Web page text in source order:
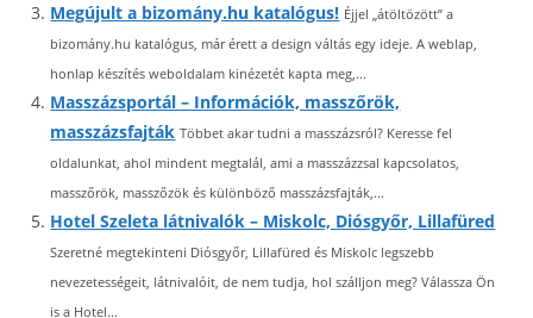
Megújult a bizomány.hu katalógus! Éjjel „átöltözött” a
bizomány.hu katalógus, már érett a design váltás egy ideje. A weblap,
honlap készítés weboldalam kinézetét kapta meg,...
Masszázsportál – Információk, masszőrök,
masszázsfajták Többet akar tudni a masszázsról? Keresse fel
oldalunkat, ahol mindent megtalál, ami a masszázzsal kapcsolatos,
masszőrök, masszőzök és különböző masszázsfajták,...
Hotel Szeleta látnivalók – Miskolc, Diósgyőr, Lillafüred
Szeretné megtekinteni Diósgyőr, Lillafüred és Miskolc legszebb
nevezetességeit, látnivalóit, de nem tudja, hol szálljon meg? Válassza Ön
is a Hotel...